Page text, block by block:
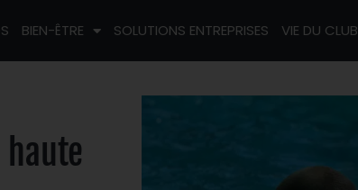
BIEN-ÊTRE SOLUTIONS ENTREPRISES VIE DU CLUB
haute